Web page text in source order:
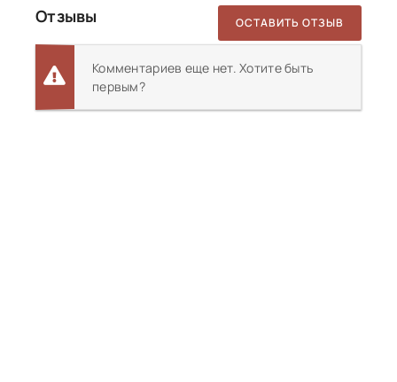
Отзывы ОСТАВИТЬ ОТЗЫВ
Комментариев еще нет. Хотите быть
первым?